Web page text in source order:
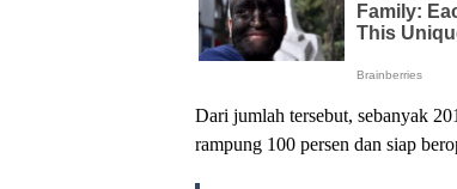
Dari jumlah tersebut, sebanyak
rampung 100 persen dan siap